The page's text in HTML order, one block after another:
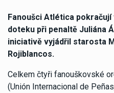
Fanoušci Atlética
doteku při penaltě Juliána
iniciativě vyjádřil starosta
Rojiblancos.
Celkem čtyři fanouškovské
(Unión Internacional de